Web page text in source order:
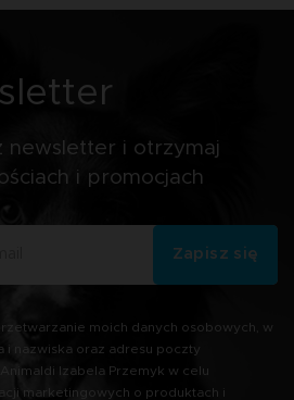
newsletter i otrzymaj
i promocjach
moich danych osobowych, w
i nazwiska oraz adresu poczty
Izabela Przemyk w celu
marketingowych o produktach i
Zapisz się